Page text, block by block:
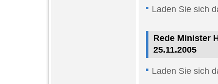
Laden Sie sich
Rede Minister
25.11.2005
Laden Sie sich